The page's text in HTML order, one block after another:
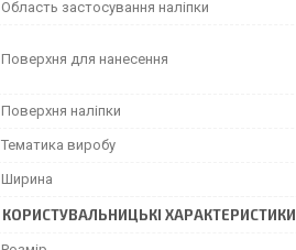
Область застосування наліпки
Поверхня для нанесення
Поверхня наліпки
Тематика виробу
Ширина
КОРИСТУВАЛЬНИЦЬКІ ХАРАКТЕРИСТИКИ